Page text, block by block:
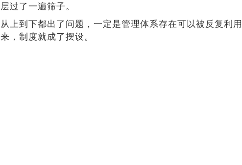
过了一遍筛子。
上到下都出了问题，一定是管理体系存在可以被反复利
，制度就成了摆设。